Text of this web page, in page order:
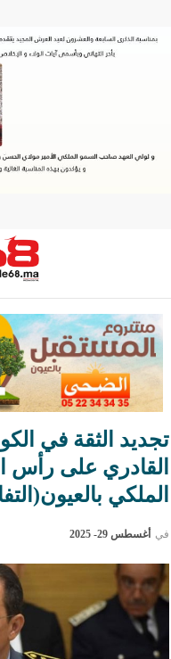
تجديد الثقة في
القادري على رأس
الملكي
في أغسطس 29- 2025